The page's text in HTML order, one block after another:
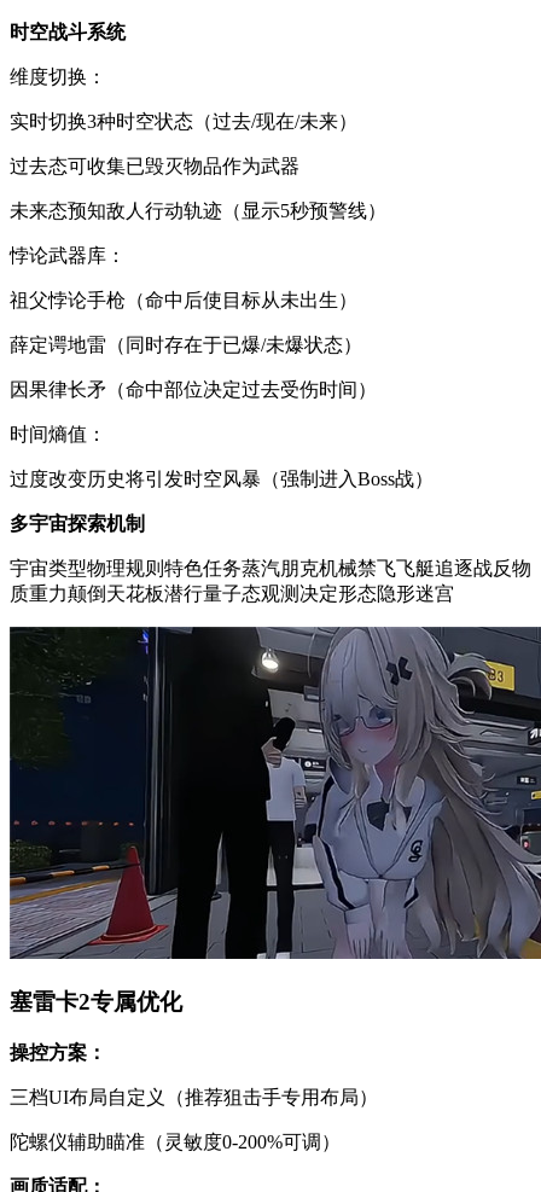
时空战斗系统
维度切换：
实时切换3种时空状态（过去/现在/未来）
过去态可收集已毁灭物品作为武器
未来态预知敌人行动轨迹（显示5秒预警线）
悖论武器库：
祖父悖论手枪（命中后使目标从未出生）
薛定谔地雷（同时存在于已爆/未爆状态）
因果律长矛（命中部位决定过去受伤时间）
时间熵值：
过度改变历史将引发时空风暴（强制进入Boss战）
多宇宙探索机制
宇宙类型物理规则特色任务蒸汽朋克机械禁飞飞艇追逐战反物
质重力颠倒天花板潜行量子态观测决定形态隐形迷宫
塞雷卡2专属优化
操控方案：
三档UI布局自定义（推荐狙击手专用布局）
陀螺仪辅助瞄准（灵敏度0-200%可调）
画质适配：